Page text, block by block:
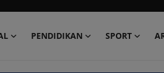
PENDIDIKAN SPORT